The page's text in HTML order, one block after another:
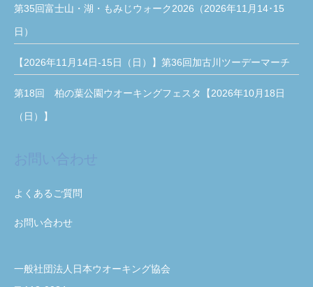
第35回富士山・湖・もみじウォーク2026（2026年11月14･15
日）
【2026年11月14日-15日（日）】第36回加古川ツーデーマーチ
第18回 柏の葉公園ウオーキングフェスタ【2026年10月18日
（日）】
よくあるご質問
お問い合わせ
一般社団法人日本ウオーキング協会